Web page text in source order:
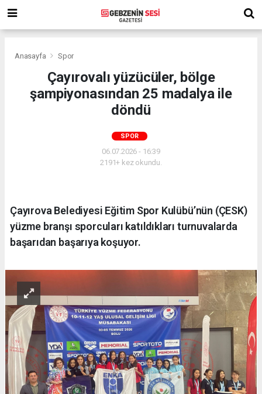
Anasayfa Spor
Çayırovalı yüzücüler, bölge
şampiyonasından 25 madalya ile
döndü
SPOR
06.07.2026 - 16:39
2191+ kez okundu.
Çayırova Belediyesi Eğitim Spor Kulübü’nün (ÇESK)
yüzme branşı sporcuları katıldıkları turnuvalarda
başarıdan başarıya koşuyor.